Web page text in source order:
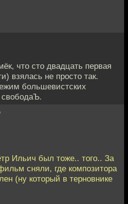
что сто двадцать первая
взялась не просто так.
большевистских
свободаЪ.
Ильич был тоже.. того.. За
сняли, где композитора
(ну который в терновнике